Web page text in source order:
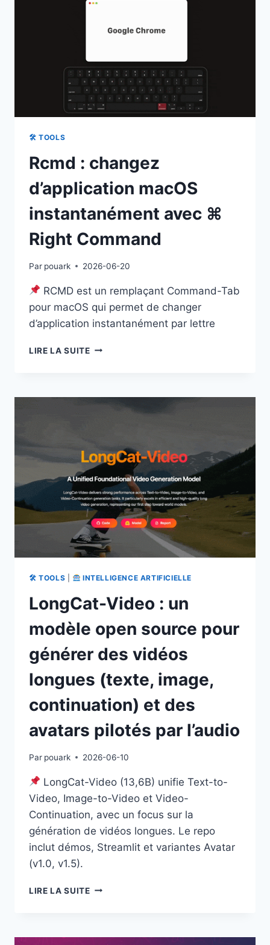
SEUL
BORD,
GRATUITEMENT
🛠 TOOLS
Rcmd : changez
d’application macOS
instantanément avec ⌘
Right Command
Par pouark 2026-06-20
RCMD est un remplaçant Command-Tab
pour macOS qui permet de changer
d’application instantanément par lettre
LIRE LA SUITERCMD
MACOS
INSTANTANÉMENT
AVEC
RIGHT
COMMAND
🛠 TOOLS INTELLIGENCE ARTIFICIELLE
LongCat-Video : un
modèle open source pour
générer des vidéos
longues (texte, image,
continuation) et des
avatars pilotés par l’audio
Par pouark 2026-06-10
LongCat-Video (13,6B) unifie Text-to-
Video, Image-to-Video et Video-
Continuation, avec un focus sur la
génération de vidéos longues. Le repo
inclut démos, Streamlit et variantes Avatar
(v1.0, v1.5).
LIRE LA SUITELONGCAT-
MODÈLE